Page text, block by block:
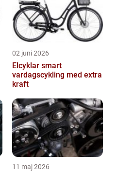
02 juni 2026
Elcyklar smart
vardagscykling med extra
kraft
11 maj 2026